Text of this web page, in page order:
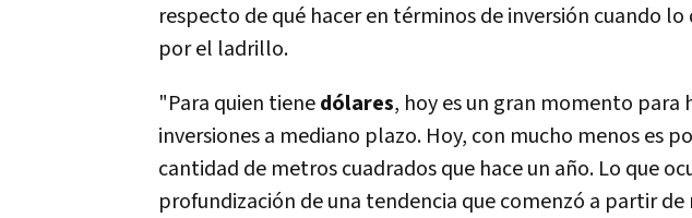
respecto de qué hacer en términos de inversión cuando lo
por el ladrillo.
"Para quien tienedólares, hoy es un gran momento para
inversiones a mediano plazo. Hoy, con mucho menos es
cantidad de metros cuadrados que hace un año. Lo que
profundización de una tendencia que comenzó a partir de